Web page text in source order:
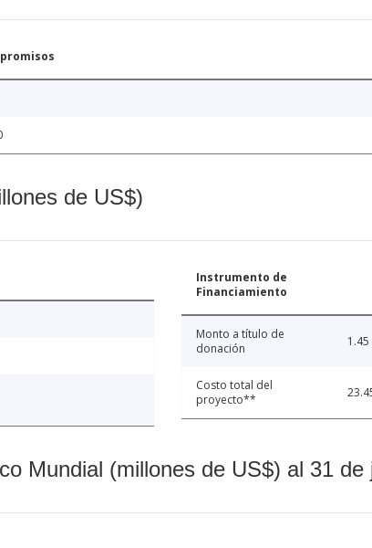
de US$)
Instrumento de
Financiamiento
Monto a título de
donación
1.45
Costo total del
proyecto**
Mundial (millones de US$) al 31 de